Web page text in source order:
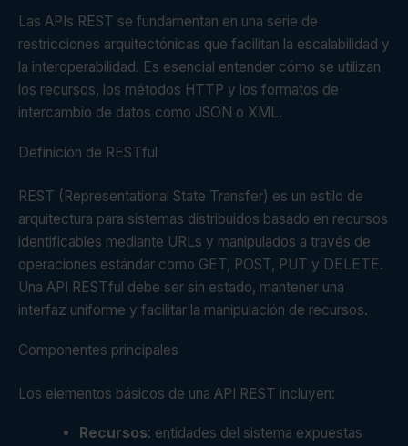
Las APIs REST se fundamentan en una serie de
restricciones arquitectónicas que facilitan la escalabilidad y
la interoperabilidad. Es esencial entender cómo se utilizan
los recursos, los métodos HTTP y los formatos de
intercambio de datos como JSON o XML.
Definición de RESTful
REST (Representational State Transfer) es un estilo de
arquitectura para sistemas distribuidos basado en recursos
identificables mediante URLs y manipulados a través de
operaciones estándar como GET, POST, PUT y DELETE.
Una API RESTful debe ser sin estado, mantener una
interfaz uniforme y facilitar la manipulación de recursos.
Componentes principales
Los elementos básicos de una API REST incluyen:
Recursos: entidades del sistema expuestas